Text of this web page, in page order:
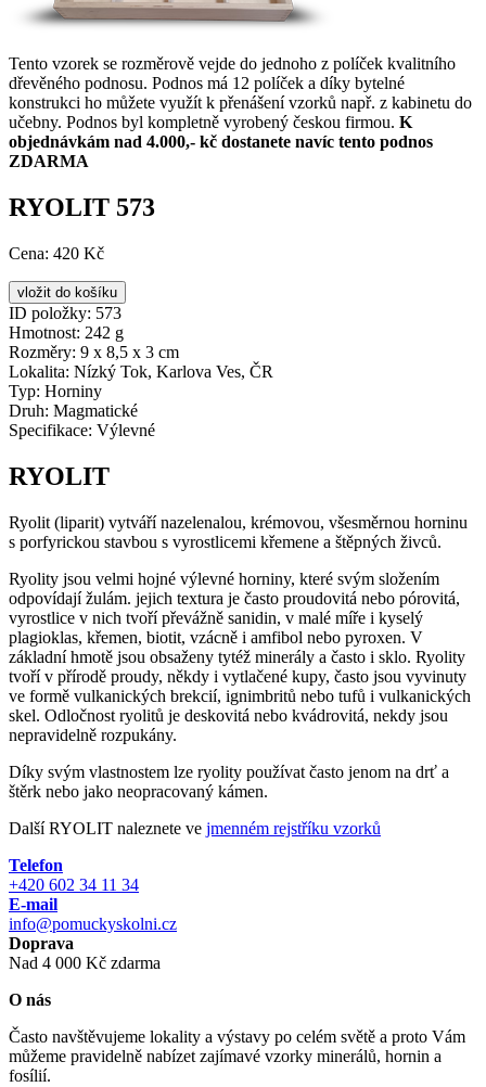
Tento vzorek se rozměrově vejde do jednoho z políček kvalitního
dřevěného podnosu. Podnos má 12 políček a díky bytelné
konstrukci ho můžete využít k přenášení vzorků např. z kabinetu do
učebny. Podnos byl kompletně vyrobený českou firmou. K
objednávkám nad 4.000,- kč dostanete navíc tento podnos
ZDARMA
RYOLIT 573
Cena: 420 Kč
ID položky: 573
Hmotnost: 242 g
Rozměry: 9 x 8,5 x 3 cm
Lokalita: Nízký Tok, Karlova Ves, ČR
Typ: Horniny
Druh: Magmatické
Specifikace: Výlevné
RYOLIT
Ryolit (liparit) vytváří nazelenalou, krémovou, všesměrnou horninu
s porfyrickou stavbou s vyrostlicemi křemene a štěpných živců.
Ryolity jsou velmi hojné výlevné horniny, které svým složením
odpovídají žulám. jejich textura je často proudovitá nebo pórovitá,
vyrostlice v nich tvoří převážně sanidin, v malé míře i kyselý
plagioklas, křemen, biotit, vzácně i amfibol nebo pyroxen. V
základní hmotě jsou obsaženy tytéž minerály a často i sklo. Ryolity
tvoří v přírodě proudy, někdy i vytlačené kupy, často jsou vyvinuty
ve formě vulkanických brekcií, ignimbritů nebo tufů i vulkanických
skel. Odločnost ryolitů je deskovitá nebo kvádrovitá, nekdy jsou
nepravidelně rozpukány.
Díky svým vlastnostem lze ryolity používat často jenom na drť a
štěrk nebo jako neopracovaný kámen.
Další RYOLIT naleznete ve jmenném rejstříku vzorků
Telefon
+420 602 34 11 34
E-mail
info@pomuckyskolni.cz
Doprava
Nad 4 000 Kč zdarma
O nás
Často navštěvujeme lokality a výstavy po celém světě a proto Vám
můžeme pravidelně nabízet zajímavé vzorky minerálů, hornin a
fosílií.